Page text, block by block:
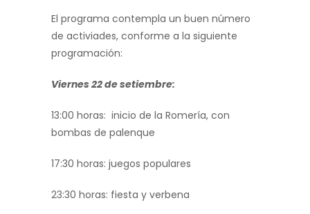
El programa contempla un buen número
de activiades, conforme a la siguiente
programación:
Viernes 22 de setiembre:
13:00 horas: inicio de la Romería, con
bombas de palenque
17:30 horas: juegos populares
23:30 horas: fiesta y verbena